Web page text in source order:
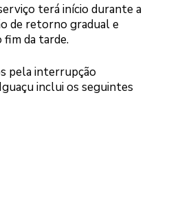
terá início durante a
de retorno gradual e
fim da tarde.
pela interrupção
inclui os seguintes